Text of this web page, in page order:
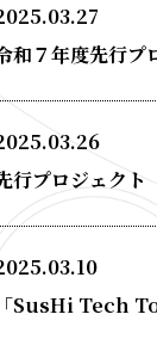
和７年度先行プ
行プロジェクト
「SusHi Tech